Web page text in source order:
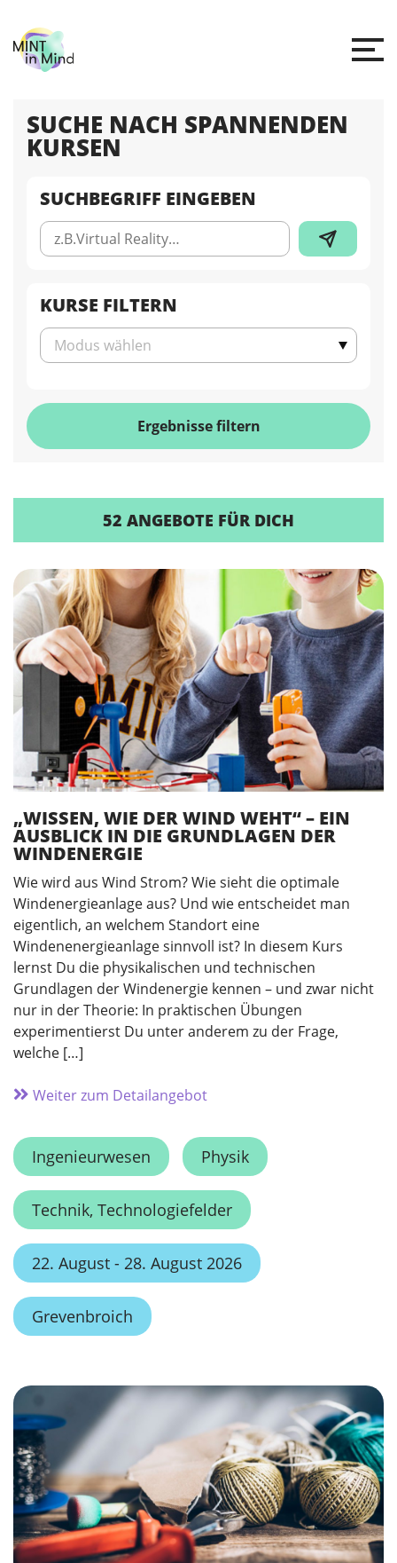
SUCHE NACH SPANNENDEN
KURSEN
SUCHBEGRIFF EINGEBEN
KURSE FILTERN
Ergebnisse filtern
52 ANGEBOTE FÜR DICH
„WISSEN, WIE DER WIND WEHT“ – EIN
AUSBLICK IN DIE GRUNDLAGEN DER
WINDENERGIE
Wie wird aus Wind Strom? Wie sieht die optimale
Windenergieanlage aus? Und wie entscheidet man
eigentlich, an welchem Standort eine
Windenenergieanlage sinnvoll ist? In diesem Kurs
lernst Du die physikalischen und technischen
Grundlagen der Windenergie kennen – und zwar nicht
nur in der Theorie: In praktischen Übungen
experimentierst Du unter anderem zu der Frage,
welche […]
Weiter zum Detailangebot
Ingenieurwesen Physik
Technik, Technologiefelder
22. August - 28. August 2026
Grevenbroich